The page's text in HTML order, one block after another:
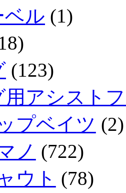
ベル (1)
(123)
用アシスト
プベイツ (2)
ノ (722)
ウト (78)